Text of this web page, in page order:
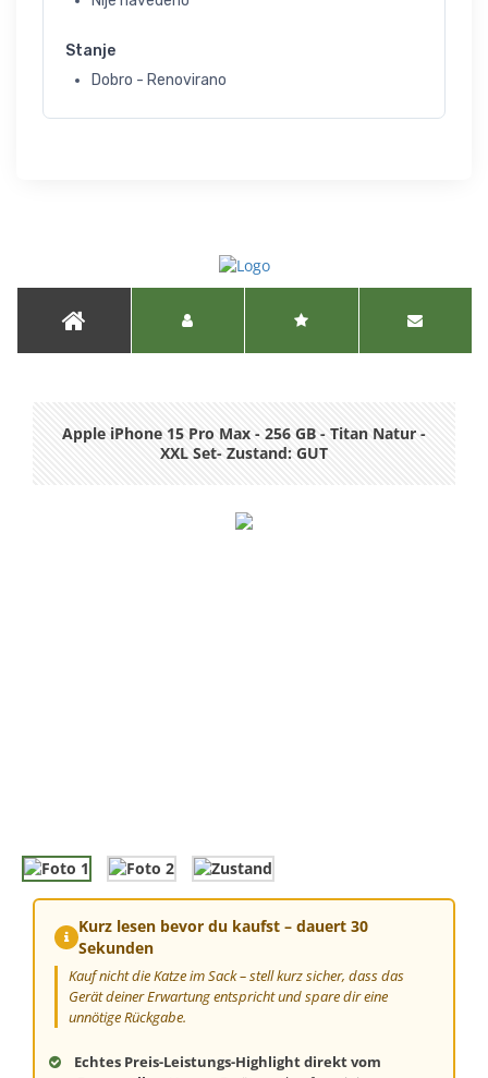
Stanje
Dobro - Renovirano